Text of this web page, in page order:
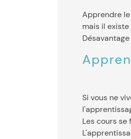
Apprendre
mais il
Si vous ne
Les cours